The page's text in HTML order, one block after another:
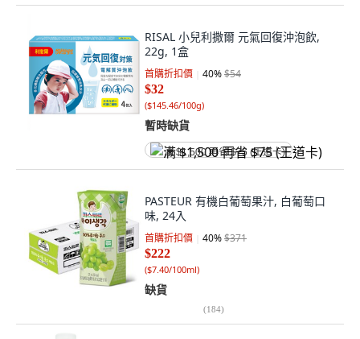
RISAL 小兒利撒爾 元氣回復沖泡飲,
22g, 1盒
首購折扣價 40%$54
$32
($145.46/100g)
暫時缺貨
满 $1,500 再省 $75 (王道卡)
PASTEUR 有機白葡萄果汁, 白葡萄口
味, 24入
首購折扣價 40%$371
$222
($7.40/100ml)
缺貨
(184)